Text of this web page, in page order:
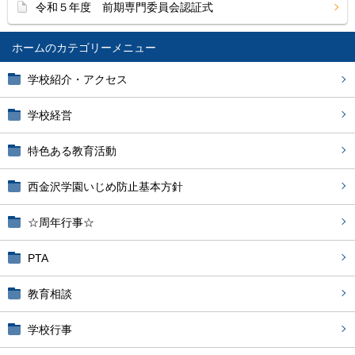
ホーム
学校紹介・アクセス
学校経営
特色ある教育活動
西金沢学園いじめ防止基本方針
☆周年行事☆
PTA
教育相談
学校行事
令和５年度 前期専門委員会認証式